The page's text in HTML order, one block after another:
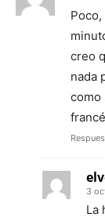
creo
nada
como
3
La